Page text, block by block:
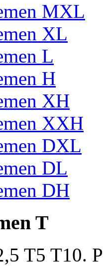
MXL
XL
L
H
XH
XXH
DXL
DL
DH
T
T5 T10.